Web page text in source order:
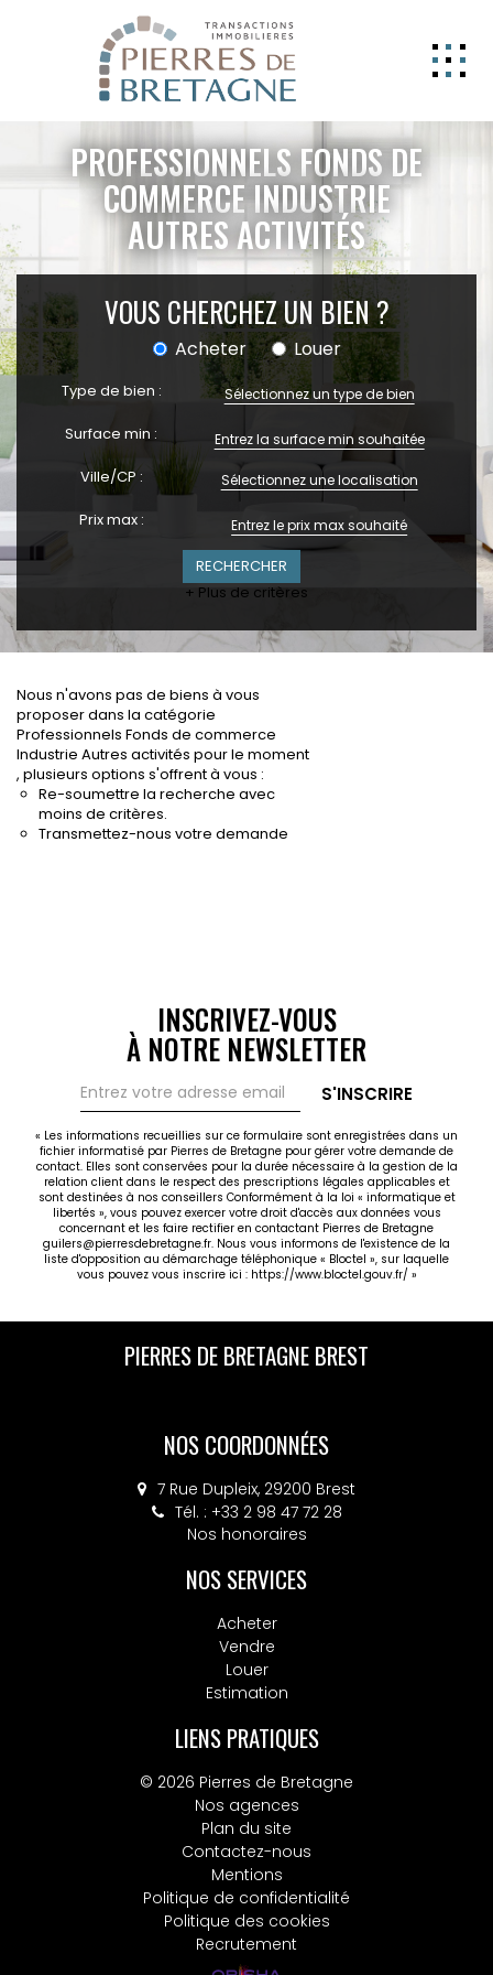
NOS BIENS
GERER
NOS AGENCES
ESTIMATION
CONTACT
ESPACE CLIENT
EXTRANET
PROFESSIONNELS FONDS DE
COMMERCE INDUSTRIE
AUTRES ACTIVITÉS
VOUS CHERCHEZ UN BIEN ?
Acheter Louer
Type de bien : Sélectionnez un type de bien
Surface min :
Ville/CP : Sélectionnez une localisation
Prix max :
+ Plus de critères
Nous n'avons pas de biens à vous
proposer dans la catégorie
Professionnels Fonds de commerce
Industrie Autres activités pour le moment
, plusieurs options s'offrent à vous :
Re-soumettre la recherche avec
moins de critères.
Transmettez-nous votre demande
INSCRIVEZ-VOUS
À NOTRE NEWSLETTER
S'INSCRIRE
« Les informations recueillies sur ce formulaire sont enregistrées dans un
fichier informatisé par Pierres de Bretagne pour gérer votre demande de
contact. Elles sont conservées pour la durée nécessaire à la gestion de la
relation client dans le respect des prescriptions légales applicables et
sont destinées à nos conseillers Conformément à la loi « informatique et
libertés », vous pouvez exercer votre droit d'accès aux données vous
concernant et les faire rectifier en contactant Pierres de Bretagne
guilers@pierresdebretagne.fr. Nous vous informons de l'existence de la
liste d'opposition au démarchage téléphonique « Bloctel », sur laquelle
vous pouvez vous inscrire ici : https://www.bloctel.gouv.fr/ »
PIERRES DE BRETAGNE BREST
NOS COORDONNÉES
7 Rue Dupleix, 29200 Brest
Tél. : +33 2 98 47 72 28
Nos honoraires
NOS SERVICES
Acheter
Vendre
Louer
Estimation
LIENS PRATIQUES
© 2026 Pierres de Bretagne
Nos agences
Plan du site
Contactez-nous
Mentions
Politique de confidentialité
Politique des cookies
Recrutement